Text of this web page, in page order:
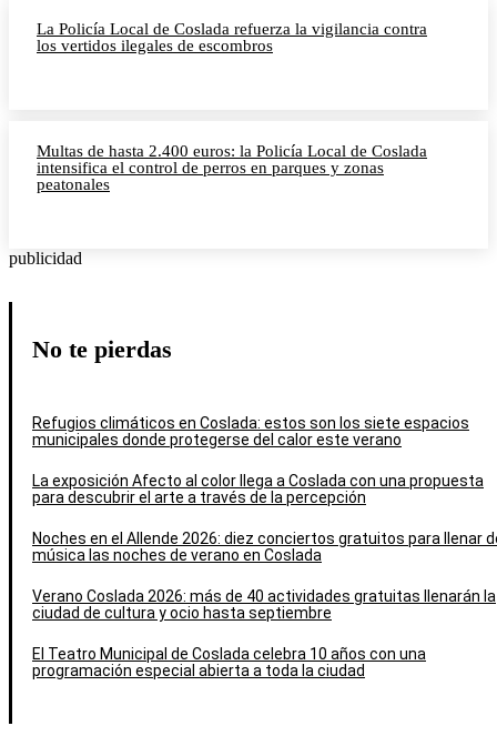
La Policía Local de Coslada refuerza la vigilancia contra
los vertidos ilegales de escombros
Multas de hasta 2.400 euros: la Policía Local de Coslada
intensifica el control de perros en parques y zonas
peatonales
publicidad
No te pierdas
Refugios climáticos en Coslada: estos son los siete espacios
municipales donde protegerse del calor este verano
La exposición Afecto al color llega a Coslada con una propuesta
para descubrir el arte a través de la percepción
Noches en el Allende 2026: diez conciertos gratuitos para llenar
música las noches de verano en Coslada
Verano Coslada 2026: más de 40 actividades gratuitas llenarán la
ciudad de cultura y ocio hasta septiembre
El Teatro Municipal de Coslada celebra 10 años con una
programación especial abierta a toda la ciudad